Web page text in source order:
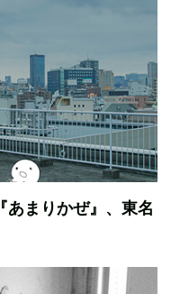
あまりかぜ』、東名